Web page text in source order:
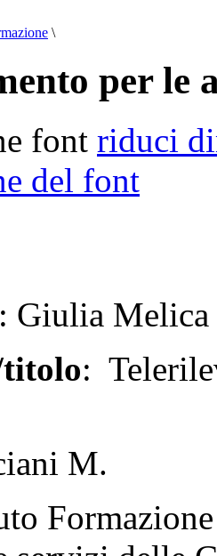
\
per le
font riduci
del font
: Giulia Melica
:
M.